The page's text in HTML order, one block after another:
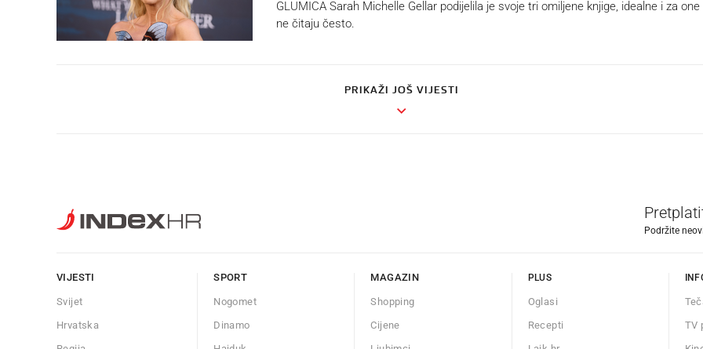
GLUMICA Sarah Michelle Gellar podijelila je svoje tri omiljene knjige, idealne i za one
ne čitaju često.
PRIKAŽI JOŠ VIJESTI
Podržite
VIJESTI
Svijet
Hrvatska
SPORT
Nogomet
Dinamo
MAGAZIN
Shopping
Cijene
PLUS
Oglasi
Recepti
TV